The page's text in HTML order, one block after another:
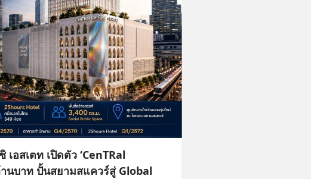
อสเตท เปิดตัว ‘CenTRal
นบาท ปั้นสยามสแควร์สู่ Global